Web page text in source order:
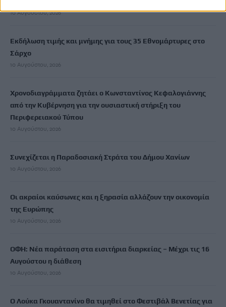
10 Αυγούστου, 2026
Εκδήλωση τιμής και μνήμης για τους 35 Εθνομάρτυρες στο
Σάρχο
10 Αυγούστου, 2026
Χρονοδιαγράμματα ζητάει ο Κωνσταντίνος Κεφαλογιάννης
από την Κυβέρνηση για την ουσιαστική στήριξη του
Περιφερειακού Τύπου
10 Αυγούστου, 2026
Συνεχίζεται η Παραδοσιακή Στράτα του Δήμου Χανίων
10 Αυγούστου, 2026
Οι ακραίοι καύσωνες και η ξηρασία αλλάζουν την οικονομία
της Ευρώπης
10 Αυγούστου, 2026
ΟΦΗ: Νέα παράταση στα εισιτήρια διαρκείας – Μέχρι τις 16
Αυγούστου η διάθεση
10 Αυγούστου, 2026
Ο Λούκα Γκουαντανίνο θα τιμηθεί στο Φεστιβάλ Βενετίας για